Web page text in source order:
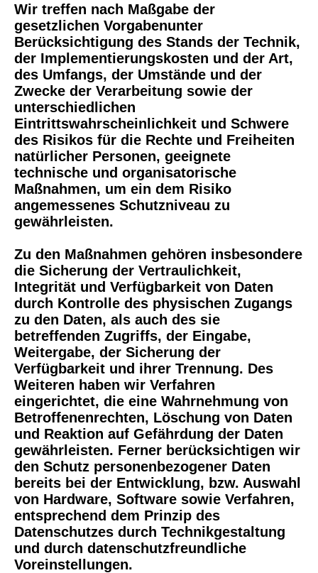
Wir treffen nach Maßgabe der
gesetzlichen Vorgabenunter
Berücksichtigung des Stands der Technik,
der Implementierungskosten und der Art,
des Umfangs, der Umstände und der
Zwecke der Verarbeitung sowie der
unterschiedlichen
Eintrittswahrscheinlichkeit und Schwere
des Risikos für die Rechte und Freiheiten
natürlicher Personen, geeignete
technische und organisatorische
Maßnahmen, um ein dem Risiko
angemessenes Schutzniveau zu
gewährleisten.
Zu den Maßnahmen gehören insbesondere
die Sicherung der Vertraulichkeit,
Integrität und Verfügbarkeit von Daten
durch Kontrolle des physischen Zugangs
zu den Daten, als auch des sie
betreffenden Zugriffs, der Eingabe,
Weitergabe, der Sicherung der
Verfügbarkeit und ihrer Trennung. Des
Weiteren haben wir Verfahren
eingerichtet, die eine Wahrnehmung von
Betroffenenrechten, Löschung von Daten
und Reaktion auf Gefährdung der Daten
gewährleisten. Ferner berücksichtigen wir
den Schutz personenbezogener Daten
bereits bei der Entwicklung, bzw. Auswahl
von Hardware, Software sowie Verfahren,
entsprechend dem Prinzip des
Datenschutzes durch Technikgestaltung
und durch datenschutzfreundliche
Voreinstellungen.